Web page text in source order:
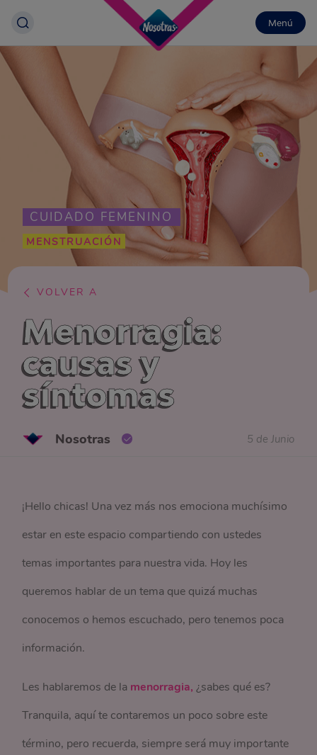
Menú
CUIDADO FEMENINO
MENSTRUACIÓN
VOLVER A
Menorragia:
causas y
síntomas
Nosotras 5 de Junio
¡Hello chicas! Una vez más nos emociona muchísimo
estar en este espacio compartiendo con ustedes
temas importantes para nuestra vida. Hoy les
queremos hablar de un tema que quizá muchas
conocemos o hemos escuchado, pero tenemos poca
información.
Les hablaremos de la menorragia, ¿sabes qué es?
Tranquila, aquí te contaremos un poco sobre este
término, pero recuerda, siempre será muy importante